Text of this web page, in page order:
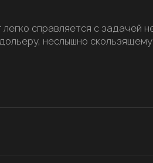
справляется с задачей
неслышно